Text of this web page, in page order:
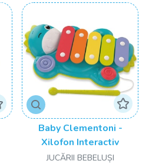
Baby Clementoni -
Xilofon Interactiv
JUCĂRII BEBELUȘI